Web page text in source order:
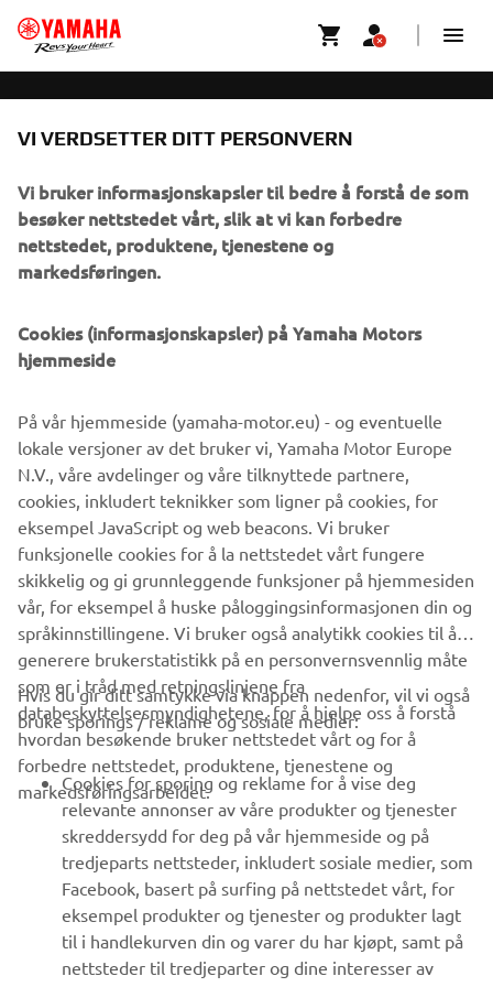
LOCATOR
VIRKSOMHET
B2B
UTFORSK YAMAHA
FAQ & SUPPORT
Vær den første til å lære om de siste tilbudene, spesielle
arrangementer, nye utgivelser og mye mer
ABONNER
Les vår personvernerklæring for å lære hvordan vi behandler dine
personopplysninger:Retningslinjer for Personvern
Norway (Norwegian)
© Copyright - 2026 Yamaha Motor Europe N.V. - Alle rettigheter
forbeholdt
Personvernerklæring CookiesVilkår og betingelser
VI VERDSETTER DITT PERSONVERN
Vi bruker informasjonskapsler til bedre å forstå de som
besøker nettstedet vårt, slik at vi kan forbedre
nettstedet, produktene, tjenestene og
markedsføringen.
Cookies (informasjonskapsler) på Yamaha Motors
hjemmeside
På vår hjemmeside (yamaha-motor.eu) - og eventuelle
lokale versjoner av det bruker vi, Yamaha Motor Europe
N.V., våre avdelinger og våre tilknyttede partnere,
cookies, inkludert teknikker som ligner på cookies, for
eksempel JavaScript og web beacons. Vi bruker
funksjonelle cookies for å la nettstedet vårt fungere
skikkelig og gi grunnleggende funksjoner på hjemmesiden
vår, for eksempel å huske påloggingsinformasjonen din og
språkinnstillingene. Vi bruker også analytikk cookies til å
generere brukerstatistikk på en personvernsvennlig måte
som er i tråd med retningslinjene fra
databeskyttelsesmyndighetene, for å hjelpe oss å forstå
hvordan besøkende bruker nettstedet vårt og for å
forbedre nettstedet, produktene, tjenestene og
markedsføringsarbeidet.
Hvis du gir ditt samtykke via knappen nedenfor, vil vi også
bruke sporings / reklame og sosiale medier:
Cookies for sporing og reklame for å vise deg
relevante annonser av våre produkter og tjenester
skreddersydd for deg på vår hjemmeside og på
tredjeparts nettsteder, inkludert sosiale medier, som
Facebook, basert på surfing på nettstedet vårt, for
eksempel produkter og tjenester og produkter lagt
til i handlekurven din og varer du har kjøpt, samt på
nettsteder til tredjeparter og dine interesser av